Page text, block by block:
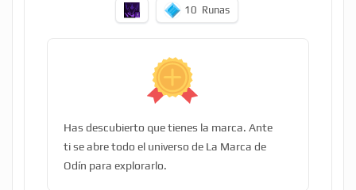
10 Runas
Has descubierto que tienes la marca. Ante
ti se abre todo el universo de La Marca de
Odín para explorarlo.